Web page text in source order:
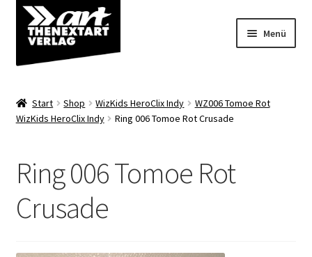
Zur
Navigation
springen
Zum
Inhalt
springen
Menü
Shop
Start Shop WizKids HeroClix Indy
WZ006 Tomoe Rot
WizKids HeroClix Indy
Ring 006 Tomoe Rot Crusade
Ring 006 Tomoe Rot
Crusade